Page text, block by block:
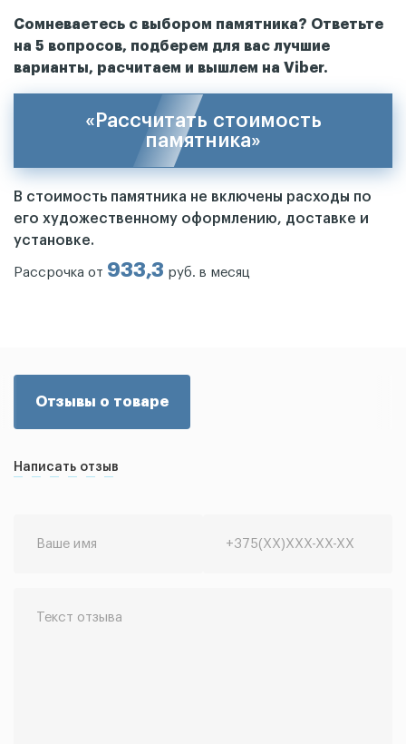
Сомневаетесь с выбором памятника? Ответьте
на 5 вопросов, подберем для вас лучшие
варианты, расчитаем и вышлем на Viber.
«Рассчитать стоимость
памятника»
В стоимость памятника не включены расходы по
его художественному оформлению, доставке и
установке.
Рассрочка от 933,3 руб. в месяц
Отзывы о товаре
Написать отзыв